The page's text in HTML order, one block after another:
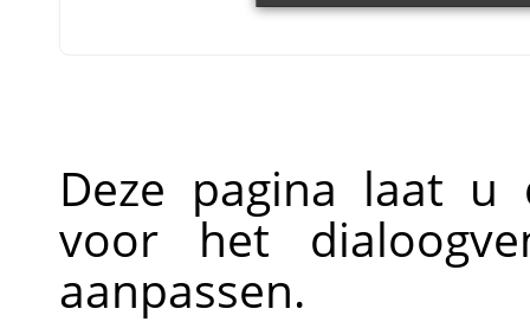
Deze pagina laat u
voor het
aanpassen.